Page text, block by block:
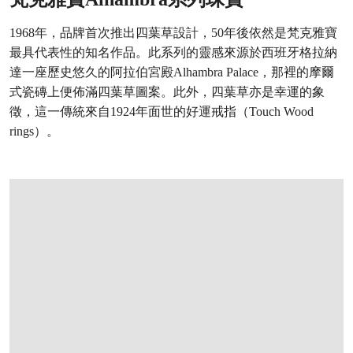
1968年，品牌首次推出四葉草設計，50年後依然是梵克雅寶
最具代表性的知名作品。此系列的靈感來源於西班牙格拉納
達一座歷史悠久的阿拉伯宮殿Alhambra Palace，那裡的摩爾
式瓷磚上便佈滿四葉草圖案。此外，四葉草亦是幸運的象
徵，這一傳統來自1924年面世的好運戒指（Touch Wood
rings）。